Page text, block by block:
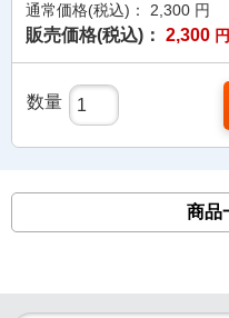
通常価格(税込)： 2,300 円
販売価格(税込)： 2,300 円
数量
商品